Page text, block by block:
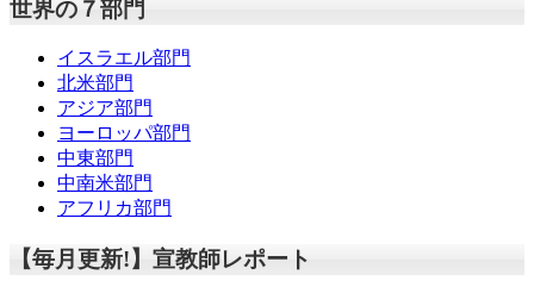
世界の７部門
イスラエル部門
北米部門
アジア部門
ヨーロッパ部門
中東部門
中南米部門
アフリカ部門
【毎月更新!】宣教師レポート